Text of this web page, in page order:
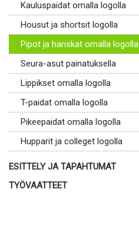
Kauluspaidat omalla logolla
Housut ja shortsit logolla
Pipot ja hanskat omalla logolla
Seura-asut painatuksella
Lippikset omalla logolla
T-paidat omalla logolla
Pikeepaidat omalla logolla
Hupparit ja colleget logolla
ESITTELY JA TAPAHTUMAT
TYÖVAATTEET